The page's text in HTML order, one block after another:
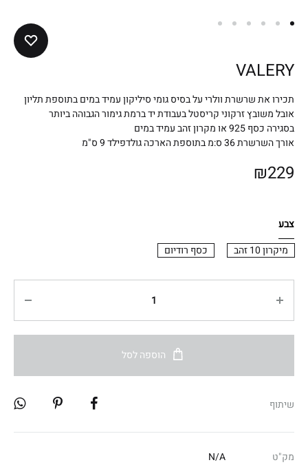
VALERY
תכירו את שרשרת וולרי על בסיס גומי סיליקון עמיד במים בתוספת תליון
אובל משובץ זרקוני קריסטל בעבודת יד ברמת גימור הגבוהה ביותר
בסגירה כסף 925 או מקרון זהב עמיד במים
אורך השרשרת 36 ס:מ בתוספת הארכה גולדפילד 9 ס"מ
₪229
צבע
מיקרון 10 זהב
כסף רודיום
הוספה לסל
שיתוף
מק"ט
N/A